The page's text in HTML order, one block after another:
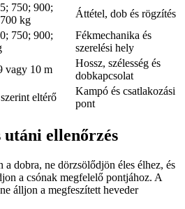
750; 900;
kg
Áttétel, dob és rögzítés
750; 900;
Fékmechanika és
szerelési hely
vagy 10 m
Hossz, szélesség és
dobkapcsolat
eltérő
Kampó és csatlakozási
pont
utáni ellenőrzés
a dobra, ne dörzsölődjön éles élhez, és
a csónak megfelelő pontjához. A
álljon a megfeszített heveder